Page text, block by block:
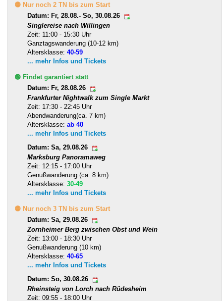
🟡 Nur noch 2 TN bis zum Start
Datum: Fr, 28.08.- So, 30.08.26
Singlereise nach Willingen
Zeit: 11:00 - 15:30 Uhr
Ganztagswanderung (10-12 km)
Altersklasse: 40-59
... mehr Infos und Tickets
🟢 Findet garantiert statt
Datum: Fr, 28.08.26
Frankfurter Nightwalk zum Single Markt
Zeit: 17:30 - 22:45 Uhr
Abendwanderung(ca. 7 km)
Altersklasse: ab 40
... mehr Infos und Tickets
Datum: Sa, 29.08.26
Marksburg Panoramaweg
Zeit: 12:15 - 17:00 Uhr
Genußwanderung (ca. 8 km)
Altersklasse: 30-49
... mehr Infos und Tickets
🟡 Nur noch 3 TN bis zum Start
Datum: Sa, 29.08.26
Zornheimer Berg zwischen Obst und Wein
Zeit: 13:00 - 18:30 Uhr
Genußwanderung (10 km)
Altersklasse: 40-65
... mehr Infos und Tickets
Datum: So, 30.08.26
Rheinsteig von Lorch nach Rüdesheim
Zeit: 09:55 - 18:00 Uhr